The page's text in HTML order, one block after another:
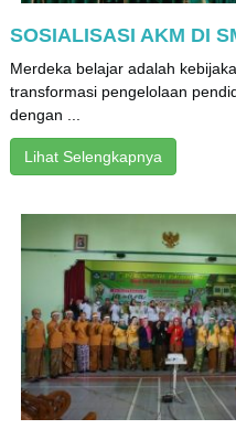
SOSIALISASI AKM DI
Merdeka belajar adalah
transformasi pengelolaan
dengan ...
Lihat Selengkapnya